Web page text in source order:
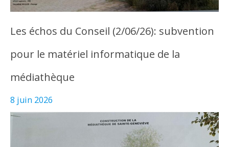
Les échos du Conseil (2/06/26): subvention
pour le matériel informatique de la
médiathèque
8 juin 2026